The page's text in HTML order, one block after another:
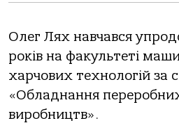
Олег Лях навчався
років на факультеті
харчових технологій за
«Обладнання
виробництв».